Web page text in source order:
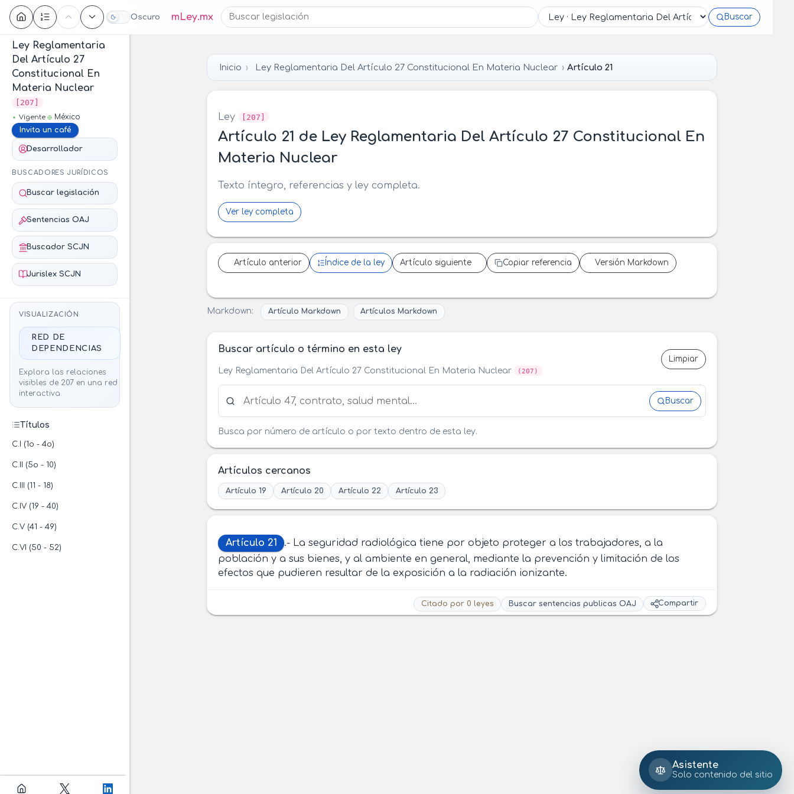
Oscuro mLey.mx Buscar
Contenido
Ley Reglamentaria
Del Artículo 27
Constitucional En
Materia Nuclear
[207]
Vigente
México
Invita un café
Desarrollador
BUSCADORES JURÍDICOS
Buscar legislación
Sentencias OAJ
Buscador SCJN
Jurislex SCJN
VISUALIZACIÓN
RED DE
DEPENDENCIAS
Explora las relaciones
visibles de 207 en una red
interactiva.
Títulos
C.I (1o - 4o)
C.II (5o - 10)
C.III (11 - 18)
C.IV (19 - 40)
C.V (41 - 49)
C.VI (50 - 52)
Inicio Ley Reglamentaria Del Artículo 27 Constitucional En Materia Nuclear Artículo 21
Ley [207]
Artículo 21 de Ley Reglamentaria Del Artículo 27 Constitucional En
Materia Nuclear
Texto íntegro, referencias y ley completa.
Ver ley completa
Artículo anterior Índice de la ley Artículo siguiente Copiar referencia Versión Markdown
Markdown: Artículo Markdown Artículos Markdown
Buscar artículo o término en esta ley
Ley Reglamentaria Del Artículo 27 Constitucional En Materia Nuclear (207)
Limpiar
Buscar
Busca por número de artículo o por texto dentro de esta ley.
Artículos cercanos
Artículo 19 Artículo 20 Artículo 22 Artículo 23
Artículo 21
.- La seguridad radiológica tiene por objeto proteger a los trabajadores, a la
población y a sus bienes, y al ambiente en general, mediante la prevención y limitación de los
efectos que pudieren resultar de la exposición a la radiación ionizante.
Citado por 0 leyes Buscar sentencias publicas OAJ Compartir
Asistente
Solo contenido del sitio